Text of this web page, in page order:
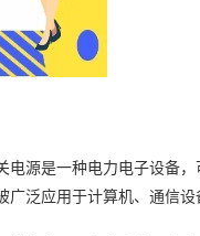
源是一种电力电子设备
泛应用于计算机、通信设